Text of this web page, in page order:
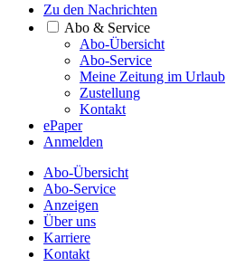
Zu den Nachrichten
Abo & Service
Abo-Übersicht
Abo-Service
Meine Zeitung im Urlaub
Zustellung
Kontakt
ePaper
Anmelden
Abo-Übersicht
Abo-Service
Anzeigen
Über uns
Karriere
Kontakt